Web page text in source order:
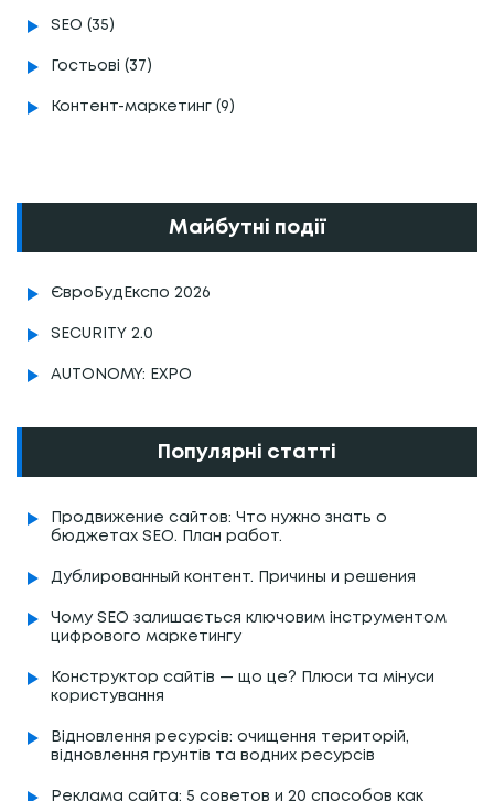
SEO (35)
Гостьові (37)
Контент-маркетинг (9)
Майбутні події
ЄвроБудЕкспо 2026
SECURITY 2.0
AUTONOMY: EXPO
Популярні статті
Продвижение сайтов: Что нужно знать о
бюджетах SEO. План работ.
Дублированный контент. Причины и решения
Чому SEO залишається ключовим інструментом
цифрового маркетингу
Конструктор сайтів — що це? Плюси та мінуси
користування
Відновлення ресурсів: очищення територій,
відновлення грунтів та водних ресурсів
Реклама сайта: 5 советов и 20 способов как